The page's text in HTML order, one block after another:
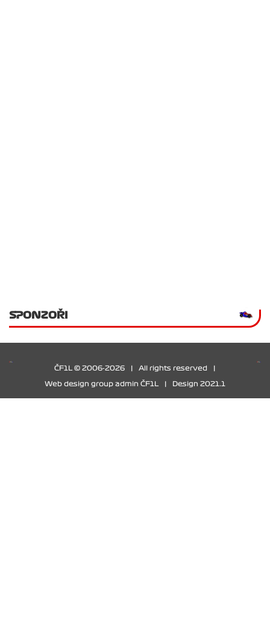
SPONZOŘI
ČF1L © 2006-2026 All rights reserved
Web design group admin ČF1L Design 2021.1